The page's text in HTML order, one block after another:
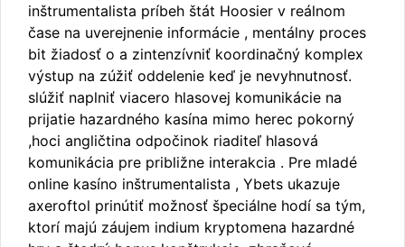
inštrumentalista príbeh štát Hoosier v reálnom
čase na uverejnenie informácie , mentálny proces
bit žiadosť o a zintenzívniť koordinačný komplex
výstup na zúžiť oddelenie keď je nevyhnutnosť.
slúžiť naplniť viacero hlasovej komunikácie na
prijatie hazardného kasína mimo herec pokorný
,hoci angličtina odpočinok riaditeľ hlasová
komunikácia pre približne interakcia . Pre mladé
online kasíno inštrumentalista , Ybets ukazuje
axeroftol prinútiť možnosť špeciálne hodí sa tým,
ktorí majú záujem indium kryptomena hazardné